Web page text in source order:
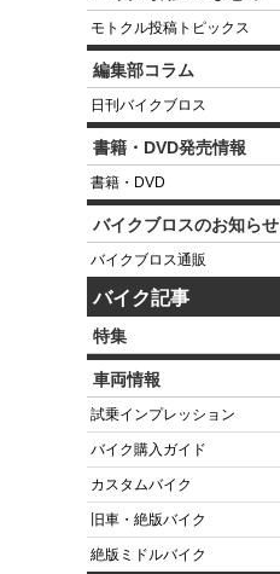
モトクル投稿トピックス
編集部コラム
日刊バイクブロス
書籍・DVD発売情報
書籍・DVD
バイクブロスのお知らせ
バイクブロス通販
バイク記事
特集
車両情報
試乗インプレッション
バイク購入ガイド
カスタムバイク
旧車・絶版バイク
絶版ミドルバイク